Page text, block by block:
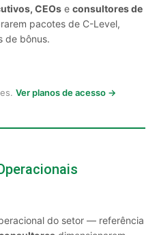
CEOs e consultores de
pacotes de C-Level,
de bônus.
Ver planos de acesso →
do setor — referência